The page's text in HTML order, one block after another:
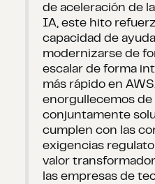
de aceleración de
IA, este hito
capacidad de
modernizarse de
escalar de forma
más rápido en
enorgullecemos de
conjuntamente
cumplen con las
exigencias
valor
las empresas de